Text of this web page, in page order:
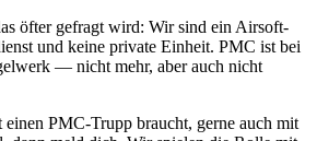
öfter gefragt wird: Wir sind ein Airsoft-
und keine private Einheit. PMC ist bei
— nicht mehr, aber auch nicht
PMC-Trupp braucht, gerne auch mit